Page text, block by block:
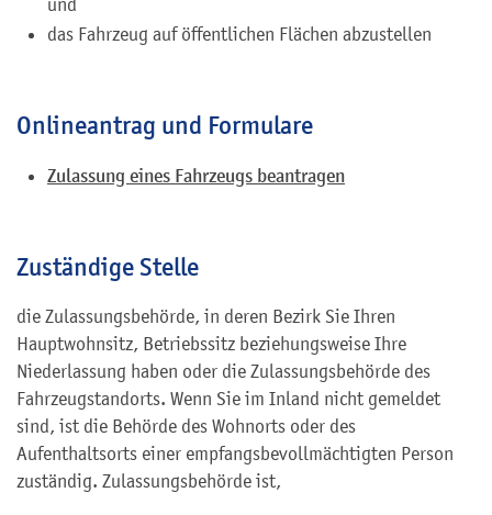
und
das Fahrzeug auf öffentlichen Flächen abzustellen
Onlineantrag und Formulare
Zulassung eines Fahrzeugs beantragen
Zuständige Stelle
die Zulassungsbehörde, in deren Bezirk Sie Ihren
Hauptwohnsitz, Betriebssitz beziehungsweise Ihre
Niederlassung haben oder die Zulassungsbehörde des
Fahrzeugstandorts. Wenn Sie im Inland nicht gemeldet
sind, ist die Behörde des Wohnorts oder des
Aufenthaltsorts einer empfangsbevollmächtigten Person
zuständig. Zulassungsbehörde ist,